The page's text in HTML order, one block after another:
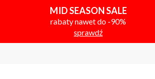
MID SEASON SALE
rabaty nawet do -90%
sprawdź